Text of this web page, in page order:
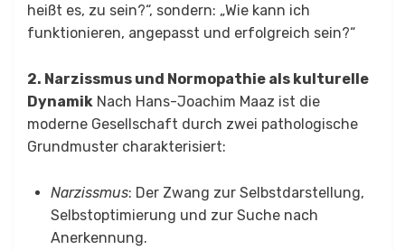
heißt es, zu sein?“, sondern: „Wie kann ich
funktionieren, angepasst und erfolgreich sein?“
2. Narzissmus und Normopathie als kulturelle
Dynamik Nach Hans-Joachim Maaz ist die
moderne Gesellschaft durch zwei pathologische
Grundmuster charakterisiert:
Narzissmus: Der Zwang zur Selbstdarstellung,
Selbstoptimierung und zur Suche nach
Anerkennung.